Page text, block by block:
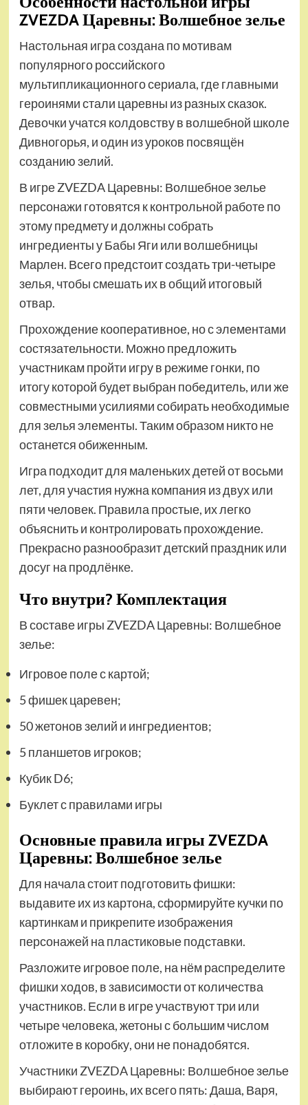
ZVEZDA Царевны: Волшебное зелье
Настольная игра создана по мотивам
популярного российского
мультипликационного сериала, где главными
героинями стали царевны из разных сказок.
Девочки учатся колдовству в волшебной школе
Дивногорья, и один из уроков посвящён
созданию зелий.
В игре ZVEZDA Царевны: Волшебное зелье
персонажи готовятся к контрольной работе по
этому предмету и должны собрать
ингредиенты у Бабы Яги или волшебницы
Марлен. Всего предстоит создать три-четыре
зелья, чтобы смешать их в общий итоговый
отвар.
Прохождение кооперативное, но с элементами
состязательности. Можно предложить
участникам пройти игру в режиме гонки, по
итогу которой будет выбран победитель, или же
совместными усилиями собирать необходимые
для зелья элементы. Таким образом никто не
останется обиженным.
Игра подходит для маленьких детей от восьми
лет, для участия нужна компания из двух или
пяти человек. Правила простые, их легко
объяснить и контролировать прохождение.
Прекрасно разнообразит детский праздник или
досуг на продлёнке.
Что внутри? Комплектация
В составе игры ZVEZDA Царевны: Волшебное
зелье:
Игровое поле с картой;
5 фишек царевен;
50 жетонов зелий и ингредиентов;
5 планшетов игроков;
Кубик D6;
Буклет с правилами игры
Основные правила игры ZVEZDA
Царевны: Волшебное зелье
Для начала стоит подготовить фишки:
выдавите их из картона, сформируйте кучки по
картинкам и прикрепите изображения
персонажей на пластиковые подставки.
Разложите игровое поле, на нём распределите
фишки ходов, в зависимости от количества
участников. Если в игре участвуют три или
четыре человека, жетоны с большим числом
отложите в коробку, они не понадобятся.
Участники ZVEZDA Царевны: Волшебное зелье
выбирают героинь, их всего пять: Даша, Варя,